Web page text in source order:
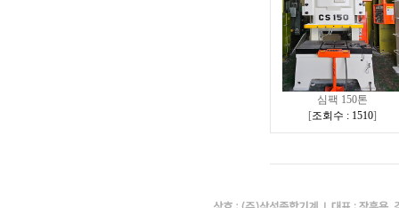
심팩 150톤
[조회수 : 1510]